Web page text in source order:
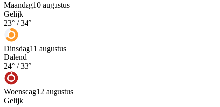
Maandag10 augustus
Gelijk
23° /34°
Dinsdag11 augustus
Dalend
24° /33°
Woensdag12 augustus
Gelijk